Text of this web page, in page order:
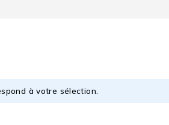
à votre sélection.